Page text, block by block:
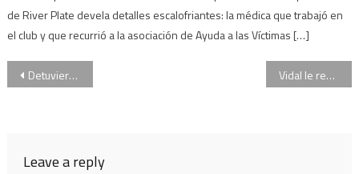
de River Plate devela detalles escalofriantes: la médica que trabajó en
el club y que recurrió a la asociación de Ayuda a las Víctimas […]
Navegación
Detuvieron a un tercer sospechoso de haber matado al colectivero Vidal le respondió a Magario: “La seguridad es responsabilidad de todos los que gobernamos”
Leave a reply